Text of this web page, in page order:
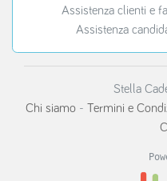
Assistenza clienti e
Assistenza
Stella
Chi siamo - Termini e